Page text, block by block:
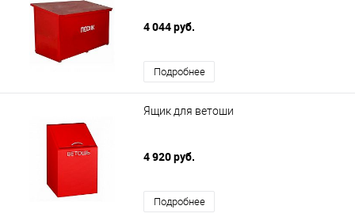
4 044 руб.
Подробнее
Ящик для ветоши
4 920 руб.
Подробнее